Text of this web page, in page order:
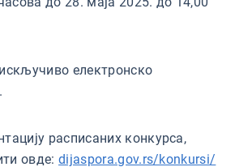
електронско
расписаних конкурса,
овде:dijaspora.gov.rs/konkursi/